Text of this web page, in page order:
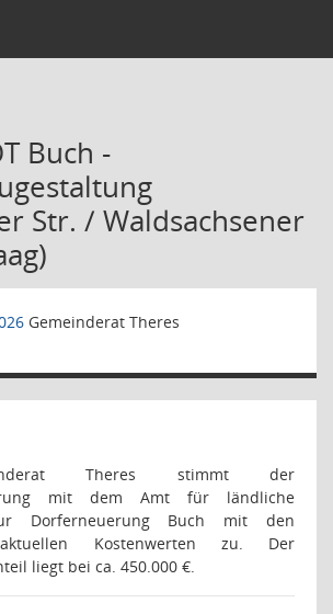
Buch -
Str. / Waldsachsener
Gemeinderat Theres
Theres stimmt der
mit dem Amt für ländliche
Dorferneuerung Buch mit den
Kostenwerten zu. Der
liegt bei ca. 450.000 €.